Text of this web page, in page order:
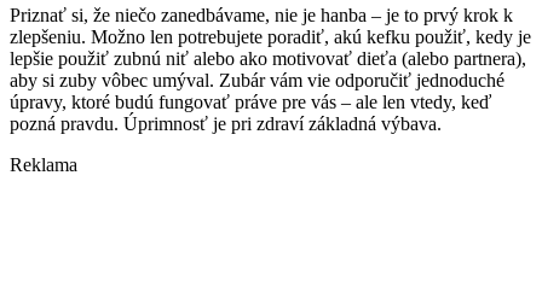
Priznať si, že niečo zanedbávame, nie je hanba – je to prvý krok k
zlepšeniu. Možno len potrebujete poradiť, akú kefku použiť, kedy je
lepšie použiť zubnú niť alebo ako motivovať dieťa (alebo partnera),
aby si zuby vôbec umýval. Zubár vám vie odporučiť jednoduché
úpravy, ktoré budú fungovať práve pre vás – ale len vtedy, keď
pozná pravdu. Úprimnosť je pri zdraví základná výbava.
Reklama